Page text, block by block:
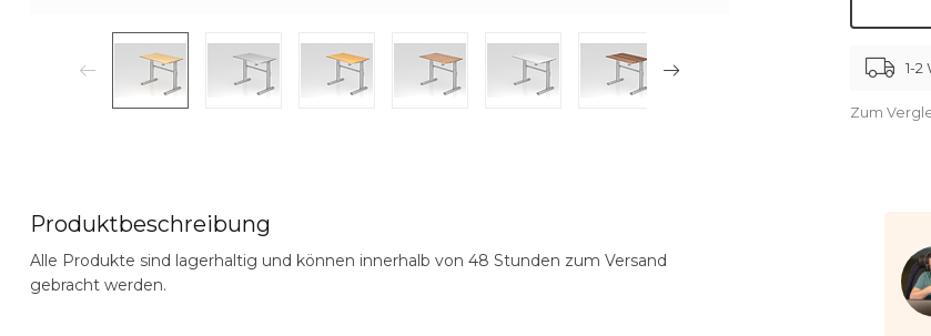
1-2
Zum
Produktbeschreibung
Alle Produkte sind lagerhaltig und können innerhalb von 48 Stunden zum Versand
gebracht werden.